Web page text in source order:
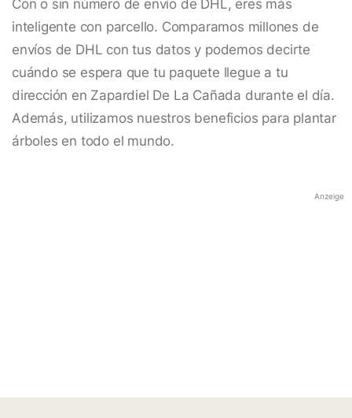
Con o sin número de envío de DHL, eres más
inteligente con parcello. Comparamos millones de
envíos de DHL con tus datos y podemos decirte
cuándo se espera que tu paquete llegue a tu
dirección en Zapardiel De La Cañada durante el día.
Además, utilizamos nuestros beneficios para plantar
árboles en todo el mundo.
Anzeige